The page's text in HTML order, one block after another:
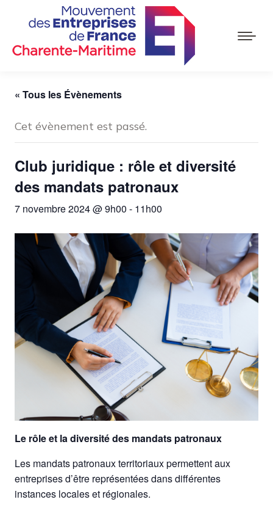
« Tous les Évènements
Cet évènement est passé.
Club juridique : rôle et diversité
des mandats patronaux
7 novembre 2024 @ 9h00 - 11h00
Le rôle et la diversité des mandats patronaux
Les mandats patronaux territoriaux permettent aux
entreprises d’être représentées dans différentes
instances locales et régionales.